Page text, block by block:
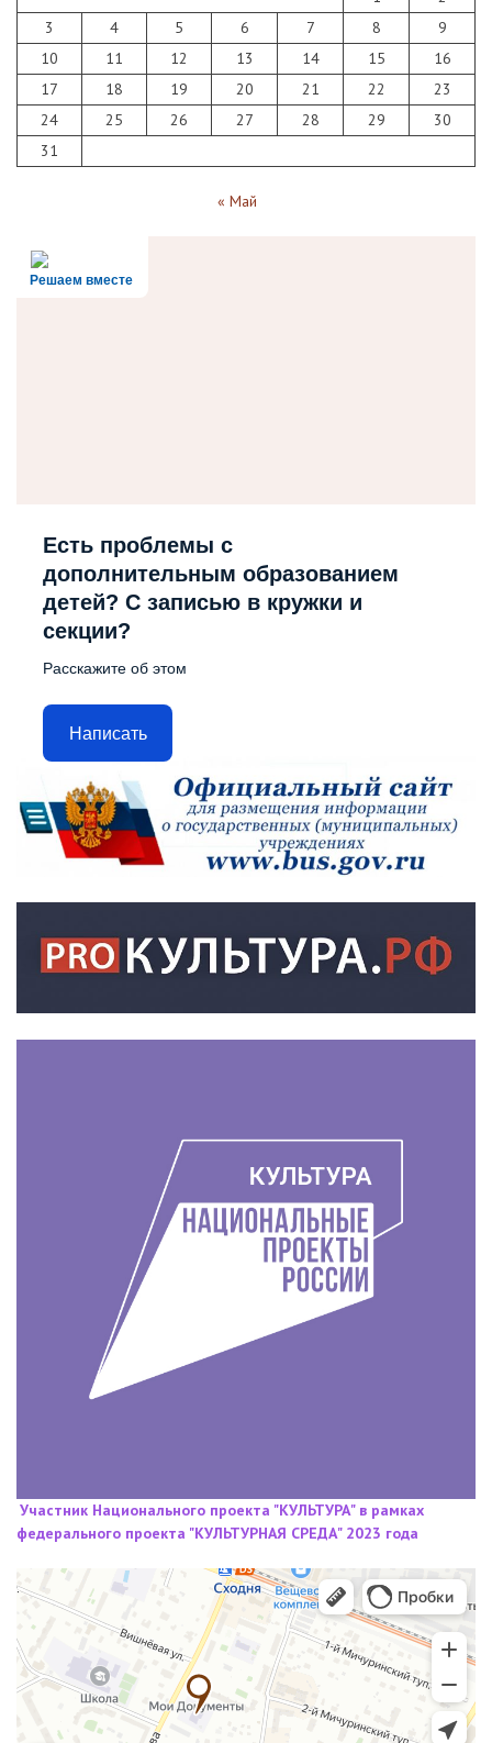
3
4 5 6 7 8
9
10
11 12 13 14 15
16
17
18 19 20 21 22
23
24
25 26 27 28 29
30
31
« Май
Решаем вместе
Есть проблемы с
дополнительным образованием
детей? С записью в кружки и
секции?
Расскажите об этом
Написать
Участник Национального проекта "КУЛЬТУРА" в рамках
федерального проекта "КУЛЬТУРНАЯ СРЕДА" 2023 года